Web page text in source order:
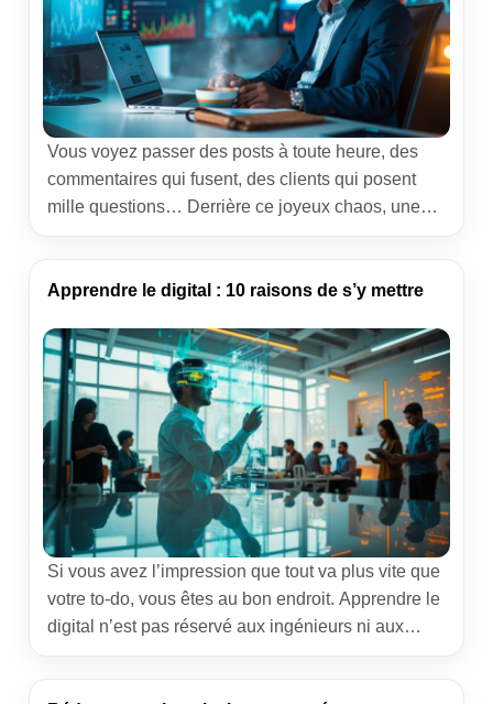
Vous voyez passer des posts à toute heure, des
commentaires qui fusent, des clients qui posent
mille questions… Derrière ce joyeux chaos, une
raconte le rôle, les missions, les compétences et
Apprendre le digital : 10 raisons de s’y mettre
Si vous avez l’impression que tout va plus vite que
votre to-do, vous êtes au bon endroit. Apprendre le
digital n’est pas réservé aux ingénieurs ni aux